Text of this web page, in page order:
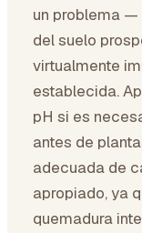
un problema —
del suelo
virtualmente
establecida.
pH si es
antes de
adecuada de
apropiado, ya
quemadura